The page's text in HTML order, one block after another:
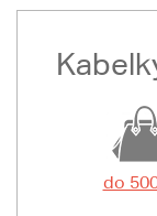
do